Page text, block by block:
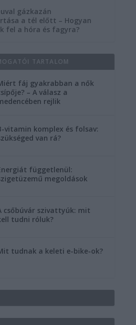
gázkazán
a tél előtt – Hogyan
fel a hóra és fagyra?
TARTALOM
fáj gyakrabban a nők
– A válasz a
rejlik
vitamin komplex és folsav:
van rá?
függetlenül:
megoldások
csőbúvár szivattyúk: mit
tudni róluk?
tudnak a keleti e-bike-ok?